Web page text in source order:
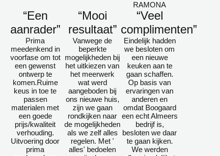
RAMONA
“Een
aanrader”
Prima
meedenkend in
voorfase om tot
een gewenst
ontwerp te
komen.Ruime
keus in toe te
passen
materialen met
een goede
prijs/kwaliteit
verhouding.
Uitvoering door
prima
“Mooi
resultaat”
Vanwege de
beperkte
mogelijkheden bij
het uitkiezen van
het meerwerk
wat werd
aangeboden bij
ons nieuwe huis,
zijn we gaan
rondkijken naar
de mogelijkheden
als we zelf alles
regelen. Met '
alles' bedoelen
“Veel
complimenten”
Eindelijk hadden
we besloten om
een nieuwe
keuken aan te
gaan schaffen.
Op basis van
ervaringen van
anderen en
omdat Boogaard
een echt Almeers
bedrijf is,
besloten we daar
te gaan kijken.
We werden